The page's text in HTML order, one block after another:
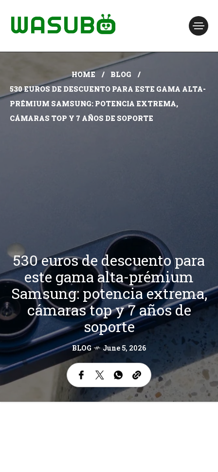
HOME
BLOG
530 EUROS DE DESCUENTO PARA ESTE GAMA ALTA-
PRÉMIUM SAMSUNG: POTENCIA EXTREMA,
CÁMARAS TOP Y 7 AÑOS DE SOPORTE
530 euros de descuento para
este gama alta-prémium
Samsung: potencia extrema,
cámaras top y 7 años de
soporte
BLOG June 5, 2026